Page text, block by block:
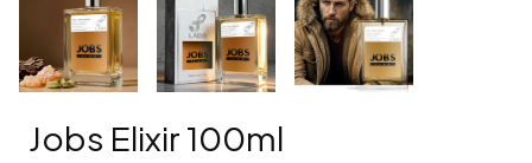
Jobs Elixir 100ml